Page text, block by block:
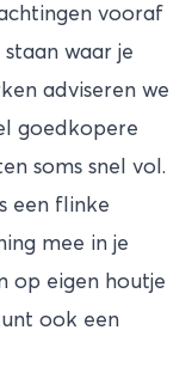
vooraf
waar je
adviseren we
goedkopere
soms snel vol.
een flinke
mee in je
op eigen houtje
ook een